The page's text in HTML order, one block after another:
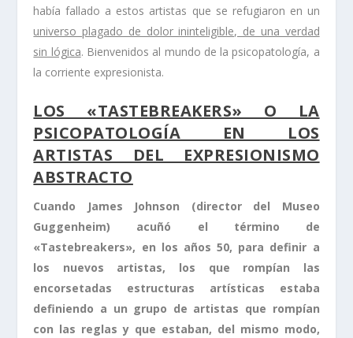
había fallado a estos artistas que se refugiaron en un
universo plagado de dolor ininteligible, de una verdad
sin lógica. Bienvenidos al mundo de la psicopatología, a
la corriente expresionista.
LOS «TASTEBREAKERS» O LA
PSICOPATOLOGÍA EN LOS
ARTISTAS DEL EXPRESIONISMO
ABSTRACTO
Cuando James Johnson (director del Museo
Guggenheim) acuñó el término de
«Tastebreakers», en los años 50, para definir a
los nuevos artistas, los que rompían las
encorsetadas estructuras artísticas estaba
definiendo a un grupo de artistas que rompían
con las reglas y que estaban, del mismo modo,